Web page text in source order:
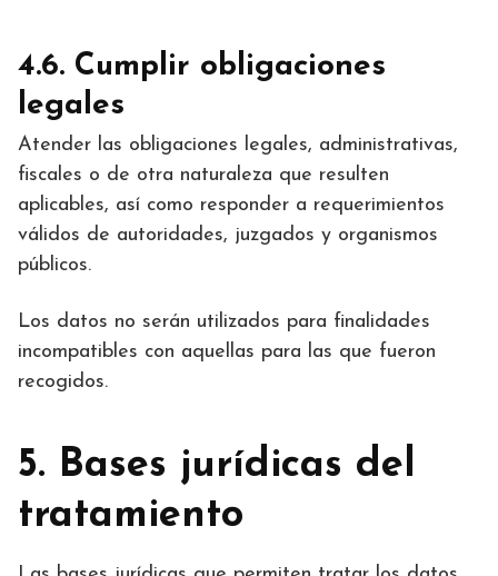
4.6. Cumplir obligaciones
legales
Atender las obligaciones legales, administrativas,
fiscales o de otra naturaleza que resulten
aplicables, así como responder a requerimientos
válidos de autoridades, juzgados y organismos
públicos.
Los datos no serán utilizados para finalidades
incompatibles con aquellas para las que fueron
recogidos.
5. Bases jurídicas del
tratamiento